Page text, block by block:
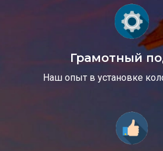
Грамотный
Наш опыт в установке